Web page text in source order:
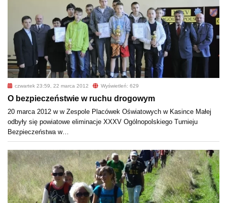
czwartek 23:59, 22 marca 2012 Wyświetleń: 629
O bezpieczeństwie w ruchu drogowym
20 marca 2012 w w Zespole Placówek Oświatowych w Kasince Małej
odbyły się powiatowe eliminacje XXXV Ogólnopolskiego Turnieju
Bezpieczeństwa w…